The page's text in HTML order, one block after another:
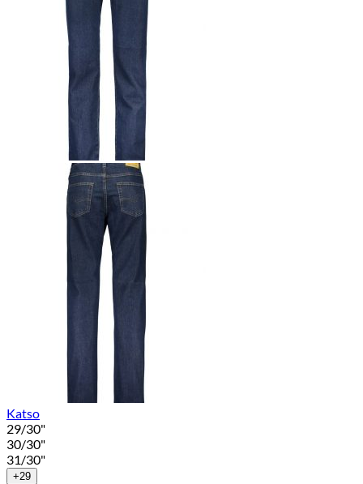
Katso
29/30"
30/30"
31/30"
+29